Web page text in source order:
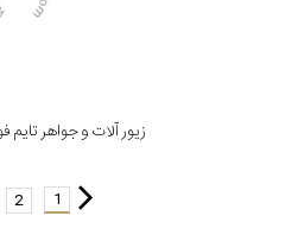
1
2